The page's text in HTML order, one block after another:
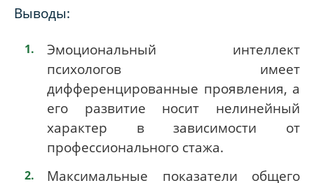
Выводы:
Эмоциональный интеллект
психологов имеет
дифференцированные проявления, а
его развитие носит нелинейный
характер в зависимости от
профессионального стажа.
Максимальные показатели общего